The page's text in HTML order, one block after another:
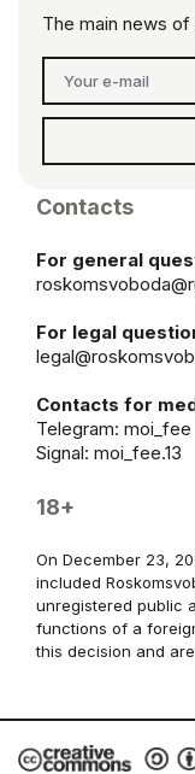
The main news
Contacts
For general
For legal
Contacts for
Telegram: moi_fee
Signal: moi_fee.13
18+
On December 23,
included
unregistered public
functions of a
this decision and